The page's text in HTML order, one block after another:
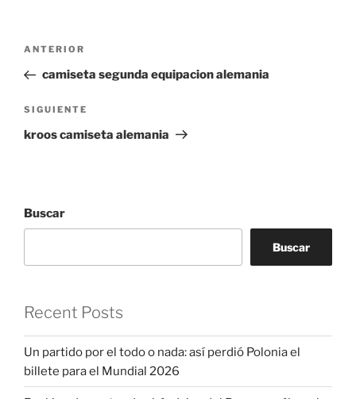
Navegación
entradas
Entrada
anterior:
ANTERIOR
camiseta segunda equipacion alemania
Siguiente
entrada
SIGUIENTE
kroos camiseta alemania
Buscar
Buscar
Recent Posts
Un partido por el todo o nada: así perdió Polonia el
billete para el Mundial 2026